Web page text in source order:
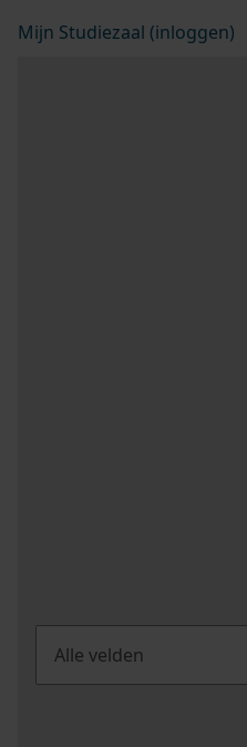
Mijn Studiezaal (inloggen)